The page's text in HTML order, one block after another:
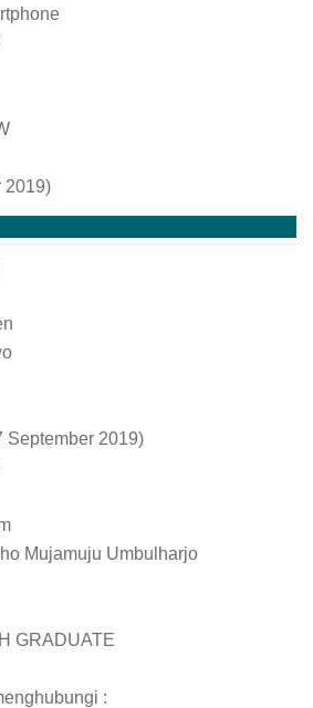
2019)
September 2019)
Mujamuju Umbulharjo
GRADUATE
: